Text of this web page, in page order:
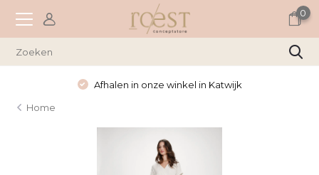
0
Afhalen in onze winkel in Katwijk
Home